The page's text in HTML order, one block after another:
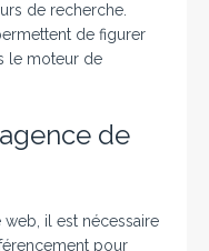
de recherche.
de figurer
le moteur de
de
il est nécessaire
pour